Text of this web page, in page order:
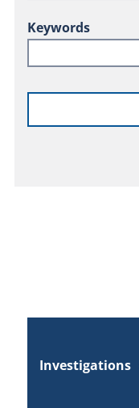
Keywords
Investigations